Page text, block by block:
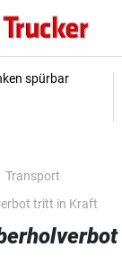
spürbar
Transport
tritt in Kraft